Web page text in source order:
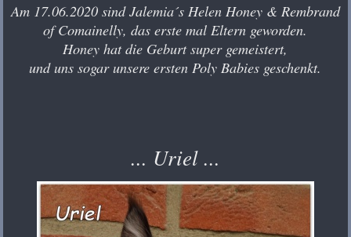
Am 17.06.2020 sind Jalemia´s Helen Honey & Rembrand
of Comainelly, das erste mal Eltern geworden.
Honey hat die Geburt super gemeistert,
und uns sogar unsere ersten Poly Babies geschenkt.
... Uriel ...